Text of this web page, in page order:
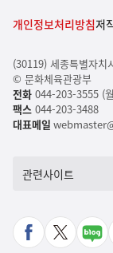
개인정보처리방침저
(30119) 세종특별자치
© 문화체육관광부
전화044-203-3555 (
팩스044-203-3488
대표메일
관련사이트
페
X
네